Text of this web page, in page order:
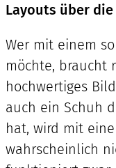
Layouts über
Wer mit einem
möchte, braucht
hochwertiges
auch ein Schuh
hat, wird mit
wahrscheinlich